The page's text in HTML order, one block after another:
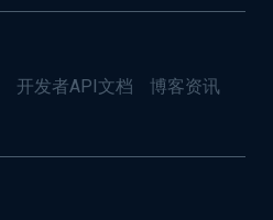
开发者API文档
博客资讯